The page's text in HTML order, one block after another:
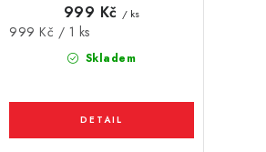
Vše o nákupu Jak reklamovat či vrátit zboží
Prodejny
Skladem
999 Kč / ks
Měrná
999 Kč / 1 ks